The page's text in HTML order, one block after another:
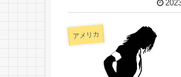
より良くしようと努力する
へ〜Believe you can and
アメリカ